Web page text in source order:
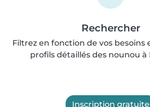
Rechercher
Filtrez en fonction de vos besoins
profils détaillés des nounou à
Inscription gratuite